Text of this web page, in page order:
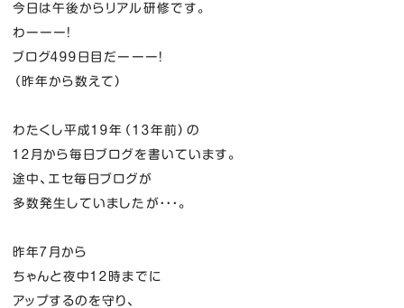
今日は午後からリアル研修です。
わーーー！
ブログ４９９日目だーーー！
（昨年から数えて）
わたくし平成１９年（１３年前）の
１２月から毎日ブログを書いています。
途中、エセ毎日ブログが
多数発生していましたが・・・。
昨年７月から
ちゃんと夜中１２時までに
アップするのを守り、